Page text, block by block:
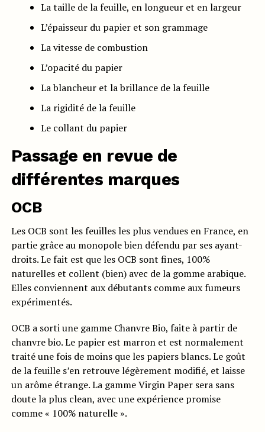
La taille de la feuille, en longueur et en largeur
L’épaisseur du papier et son grammage
La vitesse de combustion
L’opacité du papier
La blancheur et la brillance de la feuille
La rigidité de la feuille
Le collant du papier
Passage en revue de
différentes marques
OCB
Les OCB sont les feuilles les plus vendues en France, en
partie grâce au monopole bien défendu par ses ayant-
droits. Le fait est que les OCB sont fines, 100%
naturelles et collent (bien) avec de la gomme arabique.
Elles conviennent aux débutants comme aux fumeurs
expérimentés.
OCB a sorti une gamme Chanvre Bio, faite à partir de
chanvre bio. Le papier est marron et est normalement
traité une fois de moins que les papiers blancs. Le goût
de la feuille s’en retrouve légèrement modifié, et laisse
un arôme étrange. La gamme Virgin Paper sera sans
doute la plus clean, avec une expérience promise
comme « 100% naturelle ».